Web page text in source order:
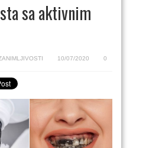
sa aktivnim
10/07/2020
0